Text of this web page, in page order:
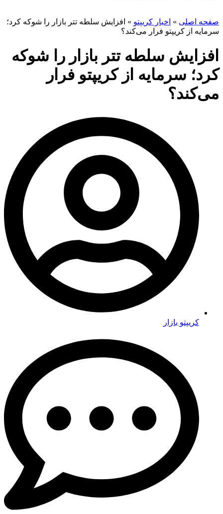
صفحه اصلی » اخبار کریپتو » افزایش سلطه تتر بازار را شوکه کرد؛
سرمایه از کریپتو فرار می‌کند؟
افزایش سلطه تتر بازار را شوکه
کرد؛ سرمایه از کریپتو فرار
می‌کند؟
کریپتو بازار